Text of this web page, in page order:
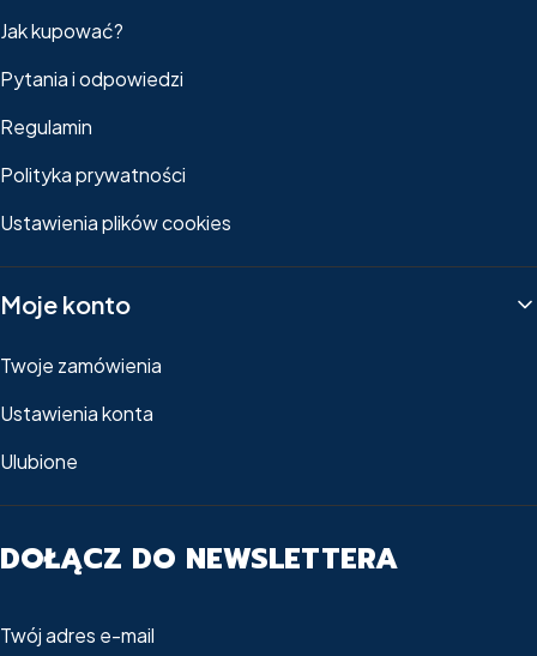
Jak kupować?
Pytania i odpowiedzi
Regulamin
Polityka prywatności
Ustawienia plików cookies
Moje konto
Twoje zamówienia
Ustawienia konta
Ulubione
DOŁĄCZ DO NEWSLETTERA
Twój adres e-mail